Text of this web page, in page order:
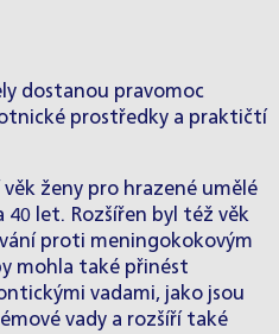
dostanou pravomoc
prostředky a praktičtí
ženy pro hrazené umělé
let. Rozšířen byl též věk
proti meningokokovým
mohla také přinést
vadami, jako jsou
vady a rozšíří také